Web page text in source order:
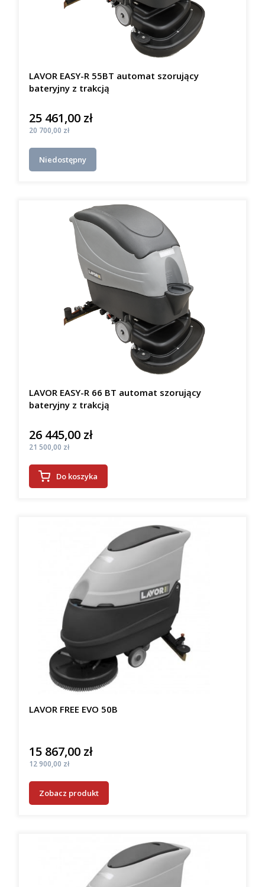
LAVOR EASY-R 55BT automat szorujący
bateryjny z trakcją
Cena
25 461,00 zł
Cena
20 700,00 zł
Niedostępny
LAVOR EASY-R 66 BT automat szorujący
bateryjny z trakcją
Cena
26 445,00 zł
Cena
21 500,00 zł
Do koszyka
LAVOR FREE EVO 50B
Cena
15 867,00 zł
Cena
12 900,00 zł
Zobacz produkt